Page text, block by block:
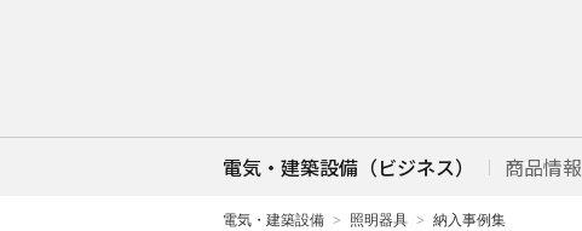
電気・建築設備（ビジネス） 商品情報
電気・建築設備 照明器具 納入事例集